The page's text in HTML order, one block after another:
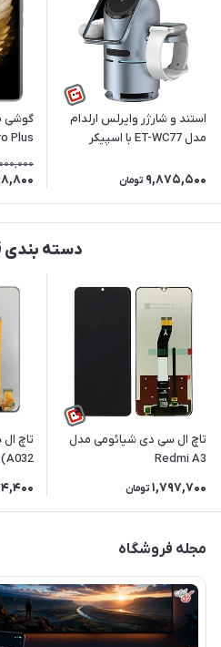
استند و شارژر وایرلس ارلدام
مدل ET-WC77 با اسپیکر
9,875,500 تومان
دسته
تاچ ال سی دی شیائومی مدل
Redmi A3
1,797,700 تومان
تاچ
مجله فروشگاه